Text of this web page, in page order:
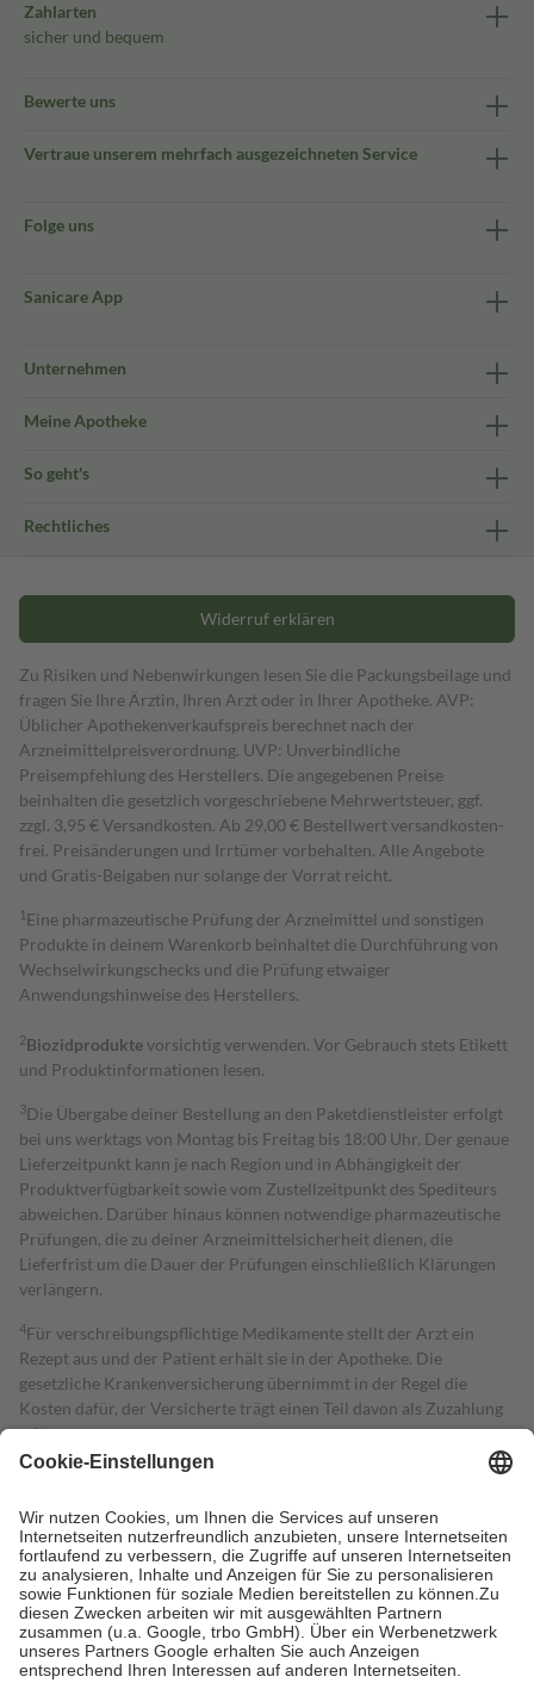
Zahlarten
sicher und bequem
Bewerte uns
Vertraue unserem mehrfach ausgezeichneten Service
Folge uns
Sanicare App
Unternehmen
Meine Apotheke
So geht's
Rechtliches
Widerruf erklären
Zu Risiken und Nebenwirkungen lesen Sie die Packungsbeilage und
fragen Sie Ihre Ärztin, Ihren Arzt oder in Ihrer Apotheke. AVP:
Üblicher Apothekenverkaufspreis berechnet nach der
Arzneimittelpreisverordnung. UVP: Unverbindliche
Preisempfehlung des Herstellers. Die angegebenen Preise
beinhalten die gesetzlich vorgeschriebene Mehrwertsteuer, ggf.
zzgl. 3,95 € Versandkosten. Ab 29,00 € Bestell­wert versand­kosten­
frei. Preisänderungen und Irrtümer vorbehalten. Alle Angebote
und Gratis-Beigaben nur solange der Vorrat reicht.
1 Eine pharmazeutische Prüfung der Arzneimittel und sonstigen
Produkte in deinem Warenkorb beinhaltet die Durchführung von
Wechselwirkungschecks und die Prüfung etwaiger
Anwendungshinweise des Herstellers.
2Biozidproduktevorsichtig verwenden. Vor Gebrauch stets Etikett
und Produktinformationen lesen.
3Die Übergabe deiner Bestellung an den Paketdienstleister erfolgt
bei uns werktags von Montag bis Freitag bis 18:00 Uhr. Der genaue
Lieferzeitpunkt kann je nach Region und in Abhängigkeit der
Produktverfügbarkeit sowie vom Zustellzeitpunkt des Spediteurs
abweichen. Darüber hinaus können notwendige pharmazeutische
Prüfungen, die zu deiner Arzneimittelsicherheit dienen, die
Lieferfrist um die Dauer der Prüfungen einschließlich Klärungen
verlängern.
4Für verschreibungspflichtige Medikamente stellt der Arzt ein
Rezept aus und der Patient erhält sie in der Apotheke. Die
gesetzliche Krankenversicherung übernimmt in der Regel die
Kosten dafür, der Versicherte trägt einen Teil davon als Zuzahlung
mit.
Grundsätzlich leisten Mitglieder Zuzahlungen in Höhe von zehn
höchstens zehn Euro.
Es sind jedoch nie mehr als die tatsächlichen
Kosten der Leistung zu entrichten.
Diese Regeln gelten grundsätzlich auch für Online-Apotheken.
Bei Heilmitteln und häuslicher Krankenpflege beträgt die
Zuzahlung zehn Prozent der Kosten sowie zehn Euro je
Verordnung.
Um das Engagement der Versicherten für ihre eigene Gesundheit zu
stärken und die besondere Stellung der Familie zu unterstützen,